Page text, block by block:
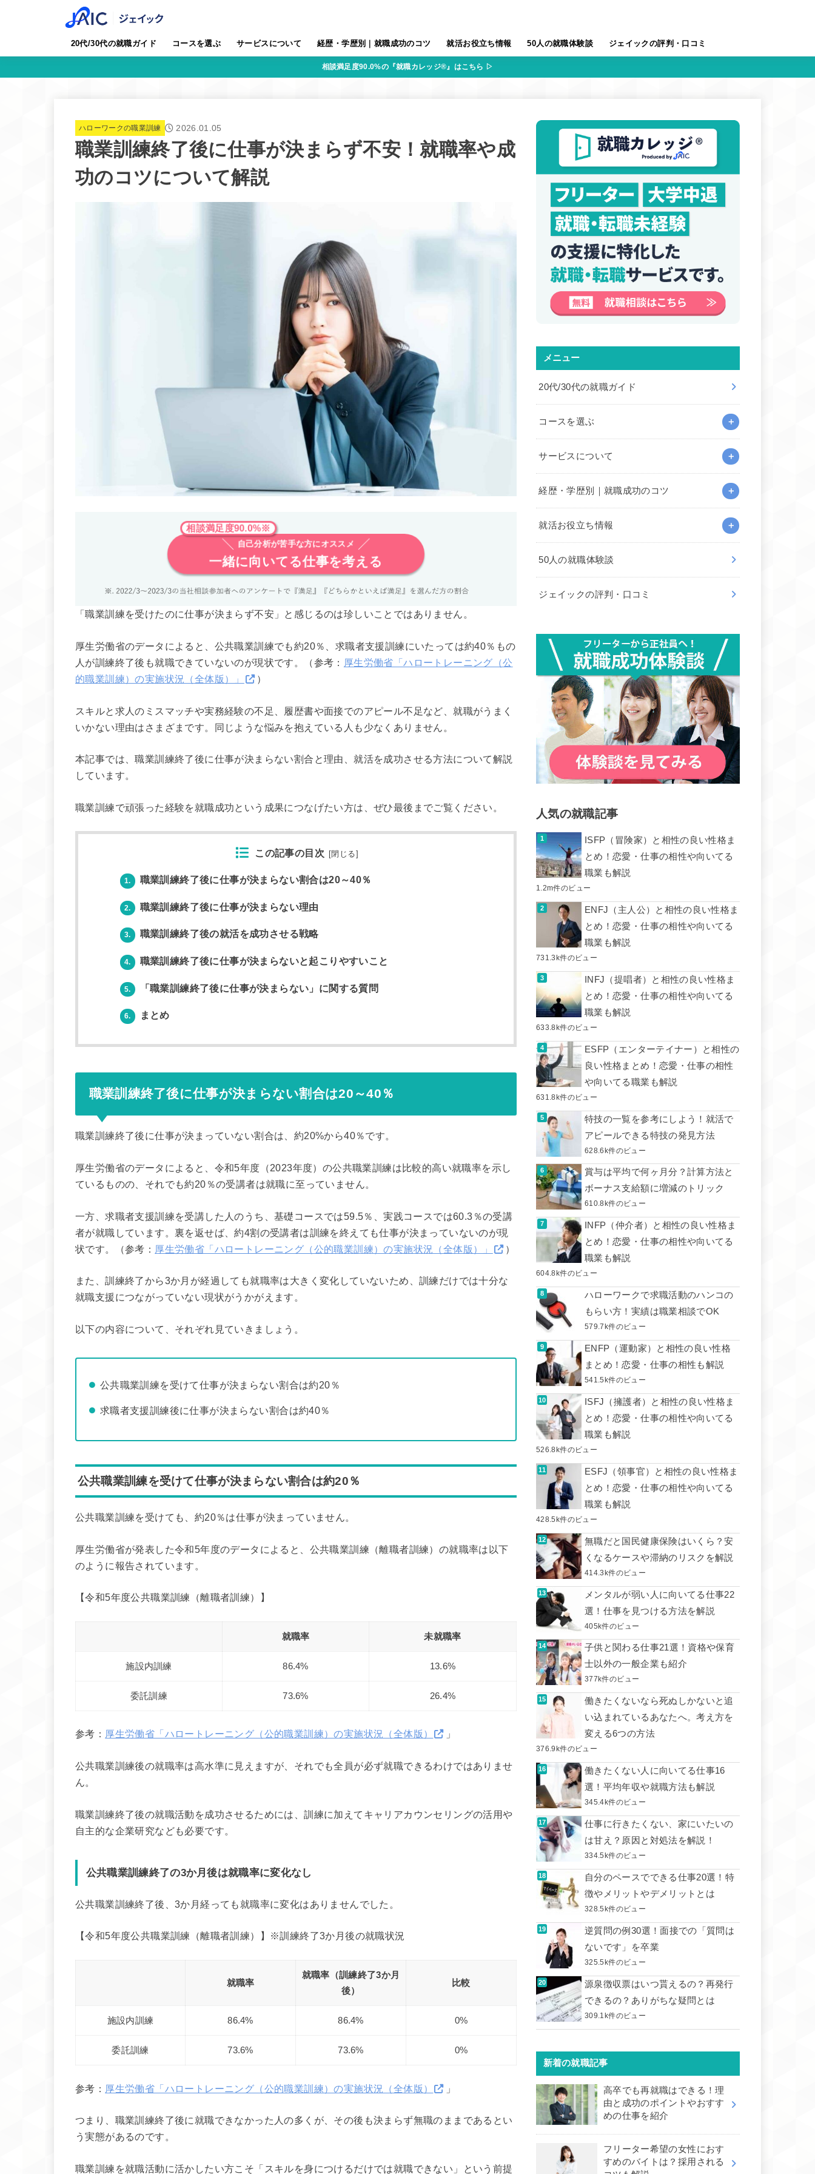
20代/30代の就職ガイド コースを選ぶ サービスについて 経歴・学歴別｜就職成功のコツ 就活お役立ち情報 50人の就職体験談 ジェイックの評判・口コミ
相談満足度90.0%の『就職カレッジ®』はこちら ▷
ハローワークの職業訓練 2026.01.05
職業訓練終了後に仕事が決まらず不安！就職率や成
功のコツについて解説
相談満足度90.0%※
自己分析が苦手な方にオススメ
一緒に向いてる仕事を考える
「職業訓練を受けたのに仕事が決まらず不安」と感じるのは珍しいことではありません。
厚生労働省のデータによると、公共職業訓練でも約20％、求職者支援訓練にいたっては約40％もの
人が訓練終了後も就職できていないのが現状です。（参考： 厚生労働省「ハロートレーニング（公
的職業訓練）の実施状況（全体版）」
）
スキルと求人のミスマッチや実務経験の不足、履歴書や面接でのアピール不足など、就職がうまく
いかない理由はさまざまです。同じような悩みを抱えている人も少なくありません。
本記事では、職業訓練終了後に仕事が決まらない割合と理由、就活を成功させる方法について解説
しています。
職業訓練で頑張った経験を就職成功という成果につなげたい方は、ぜひ最後までご覧ください。
この記事の目次 閉じる
1. 職業訓練終了後に仕事が決まらない割合は20～40％
2. 職業訓練終了後に仕事が決まらない理由
3. 職業訓練終了後の就活を成功させる戦略
4. 職業訓練終了後に仕事が決まらないと起こりやすいこと
5. 「職業訓練終了後に仕事が決まらない」に関する質問
6. まとめ
職業訓練終了後に仕事が決まらない割合は20～40％
職業訓練終了後に仕事が決まっていない割合は、約20%から40％です。
厚生労働省のデータによると、令和5年度（2023年度）の公共職業訓練は比較的高い就職率を示し
ているものの、それでも約20％の受講者は就職に至っていません。
一方、求職者支援訓練を受講した人のうち、基礎コースでは59.5％、実践コースでは60.3％の受講
者が就職しています。裏を返せば、約4割の受講者は訓練を終えても仕事が決まっていないのが現
状です。（参考： 厚生労働省「ハロートレーニング（公的職業訓練）の実施状況（全体版）」 ）
また、訓練終了から3か月が経過しても就職率は大きく変化していないため、訓練だけでは十分な
就職支援につながっていない現状がうかがえます。
以下の内容について、それぞれ見ていきましょう。
公共職業訓練を受けて仕事が決まらない割合は約20％
求職者支援訓練後に仕事が決まらない割合は約40％
公共職業訓練を受けて仕事が決まらない割合は約20％
公共職業訓練を受けても、約20％は仕事が決まっていません。
厚生労働省が発表した令和5年度のデータによると、公共職業訓練（離職者訓練）の就職率は以下
のように報告されています。
【令和5年度公共職業訓練（離職者訓練）】
就職率 未就職率
施設内訓練 86.4% 13.6%
委託訓練 73.6% 26.4%
参考： 厚生労働省「ハロートレーニング（公的職業訓練）の実施状況（全体版） 」
公共職業訓練後の就職率は高水準に見えますが、それでも全員が必ず就職できるわけではありませ
ん。
職業訓練終了後の就職活動を成功させるためには、訓練に加えてキャリアカウンセリングの活用や
自主的な企業研究なども必要です。
公共職業訓練終了の3か月後は就職率に変化なし
公共職業訓練終了後、3か月経っても就職率に変化はありませんでした。
【令和5年度公共職業訓練（離職者訓練）】※訓練終了3か月後の就職状況
就職率
就職率（訓練終了3か月
後）
比較
施設内訓練 86.4% 86.4% 0%
委託訓練 73.6% 73.6% 0%
参考： 厚生労働省「ハロートレーニング（公的職業訓練）の実施状況（全体版） 」
つまり、職業訓練終了後に就職できなかった人の多くが、その後も決まらず無職のままであるとい
う実態があるのです。
職業訓練を就職活動に活かしたい方こそ「スキルを身につけるだけでは就職できない」という前提
メニュー
20代/30代の就職ガイド
コースを選ぶ
サービスについて
経歴・学歴別｜就職成功のコツ
就活お役立ち情報
50人の就職体験談
ジェイックの評判・口コミ
人気の就職記事
ISFP（冒険家）と相性の良い性格ま
とめ！恋愛・仕事の相性や向いてる
職業も解説
1.2m件のビュー
ENFJ（主人公）と相性の良い性格ま
とめ！恋愛・仕事の相性や向いてる
職業も解説
731.3k件のビュー
INFJ（提唱者）と相性の良い性格ま
とめ！恋愛・仕事の相性や向いてる
職業も解説
633.8k件のビュー
ESFP（エンターテイナー）と相性の
良い性格まとめ！恋愛・仕事の相性
や向いてる職業も解説
631.8k件のビュー
特技の一覧を参考にしよう！就活で
アピールできる特技の発見方法
628.6k件のビュー
賞与は平均で何ヶ月分？計算方法と
ボーナス支給額に増減のトリック
610.8k件のビュー
INFP（仲介者）と相性の良い性格ま
とめ！恋愛・仕事の相性や向いてる
職業も解説
604.8k件のビュー
ハローワークで求職活動のハンコの
もらい方！実績は職業相談でOK
579.7k件のビュー
ENFP（運動家）と相性の良い性格
まとめ！恋愛・仕事の相性も解説
541.5k件のビュー
ISFJ（擁護者）と相性の良い性格ま
とめ！恋愛・仕事の相性や向いてる
職業も解説
526.8k件のビュー
ESFJ（領事官）と相性の良い性格ま
とめ！恋愛・仕事の相性や向いてる
職業も解説
428.5k件のビュー
無職だと国民健康保険はいくら？安
くなるケースや滞納のリスクを解説
414.3k件のビュー
メンタルが弱い人に向いてる仕事22
選！仕事を見つける方法を解説
405k件のビュー
子供と関わる仕事21選！資格や保育
士以外の一般企業も紹介
377k件のビュー
働きたくないなら死ぬしかないと追
い込まれているあなたへ。考え方を
変える6つの方法
376.9k件のビュー
働きたくない人に向いてる仕事16
選！平均年収や就職方法も解説
345.4k件のビュー
仕事に行きたくない、家にいたいの
は甘え？原因と対処法を解説！
334.5k件のビュー
自分のペースでできる仕事20選！特
徴やメリットやデメリットとは
328.5k件のビュー
逆質問の例30選！面接での「質問は
ないです」を卒業
325.5k件のビュー
源泉徴収票はいつ貰えるの？再発行
できるの？ありがちな疑問とは
309.1k件のビュー
新着の就職記事
高卒でも再就職はできる！理
由と成功のポイントやおすす
めの仕事を紹介
フリーター希望の女性におす
すめのバイトは？採用される